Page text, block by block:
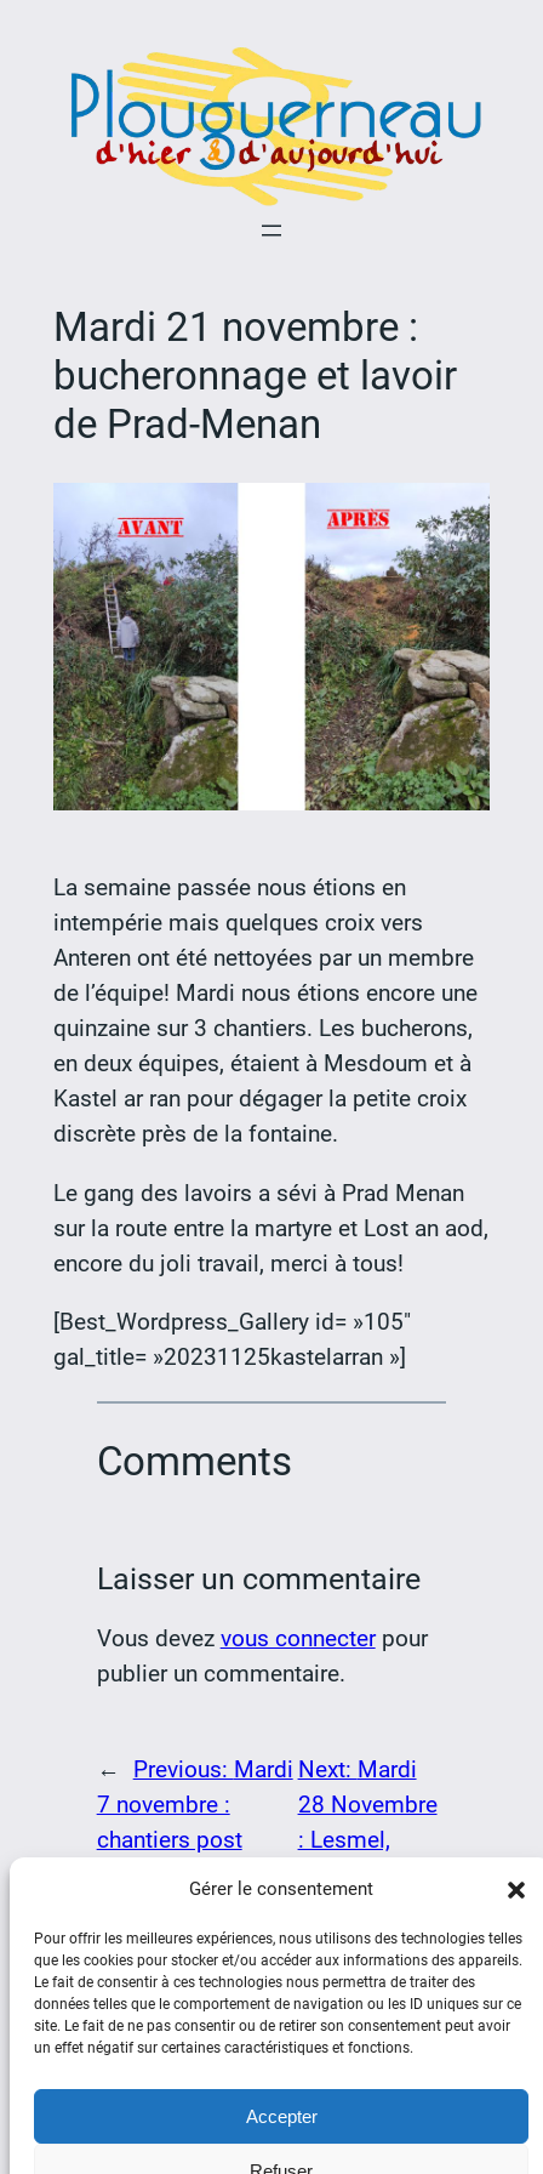
Gérer le consentement
Pour offrir les meilleures expériences, nous utilisons des technologies telles
que les cookies pour stocker et/ou accéder aux informations des appareils.
Le fait de consentir à ces technologies nous permettra de traiter des
données telles que le comportement de navigation ou les ID uniques sur ce
site. Le fait de ne pas consentir ou de retirer son consentement peut avoir
un effet négatif sur certaines caractéristiques et fonctions.
Accepter
Mardi 21 novembre :
bucheronnage et lavoir
de Prad-Menan
La semaine passée nous étions en
intempérie mais quelques croix vers
Anteren ont été nettoyées par un membre
de l’équipe! Mardi nous étions encore une
quinzaine sur 3 chantiers. Les bucherons,
en deux équipes, étaient à Mesdoum et à
Kastel ar ran pour dégager la petite croix
discrète près de la fontaine.
Le gang des lavoirs a sévi à Prad Menan
sur la route entre la martyre et Lost an aod,
encore du joli travail, merci à tous!
[Best_Wordpress_Gallery id= »105″
gal_title= »20231125kastelarran »]
Comments
Laisser un commentaire
Vous devez vous connecterpour
publier un commentaire.
← Previous: Mardi
7 novembre :
chantiers post
tempête Ciaran
Next: Mardi
28 Novembre
: Lesmel,
Facebook YouTube